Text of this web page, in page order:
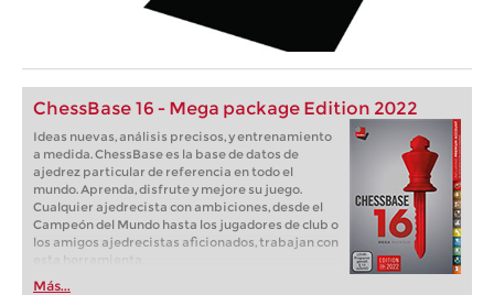
ChessBase 16 - Mega package Edition 2022
Ideas nuevas, análisis precisos, y entrenamiento
a medida. ChessBase es la base de datos de
ajedrez particular de referencia en todo el
mundo. Aprenda, disfrute y mejore su juego.
Cualquier ajedrecista con ambiciones, desde el
Campeón del Mundo hasta los jugadores de club o
los amigos ajedrecistas aficionados, trabajan con
Más...